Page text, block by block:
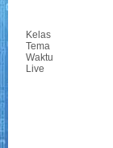
Kelas
Tema
Waktu
Live